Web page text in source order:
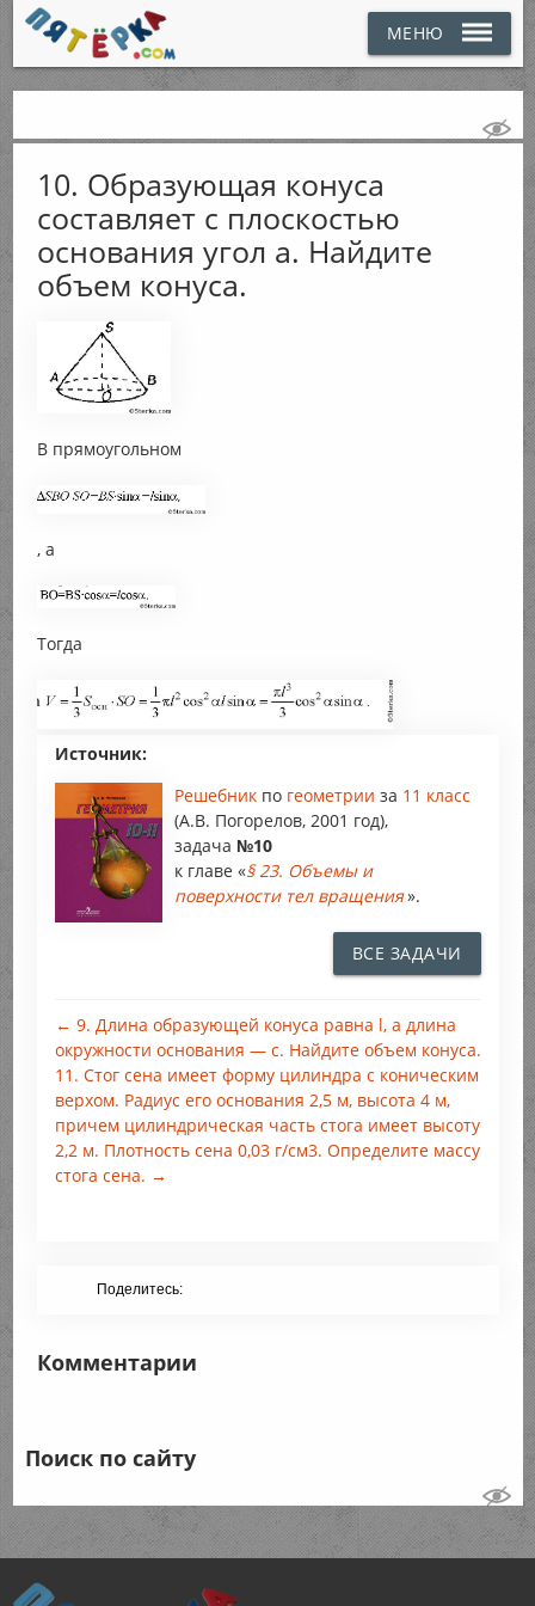
МЕНЮ
10. Образующая конуса
составляет с плоскостью
основания угол а. Найдите
объем конуса.
В прямоугольном
, а
Тогда
Источник:
Решебник по геометрии за 11 класс
(А.В. Погорелов, 2001 год),
задача №10
к главе «§ 23. Объемы и
поверхности тел вращения».
ВСЕ ЗАДАЧИ
← 9. Длина образующей конуса равна l, а длина
окружности основания — с. Найдите объем конуса.
11. Стог сена имеет форму цилиндра с коническим
верхом. Радиус его основания 2,5 м, высота 4 м,
причем цилиндрическая часть стога имеет высоту
2,2 м. Плотность сена 0,03 г/см3. Определите массу
стога сена. →
Поделитесь:
Комментарии
Поиск по сайту